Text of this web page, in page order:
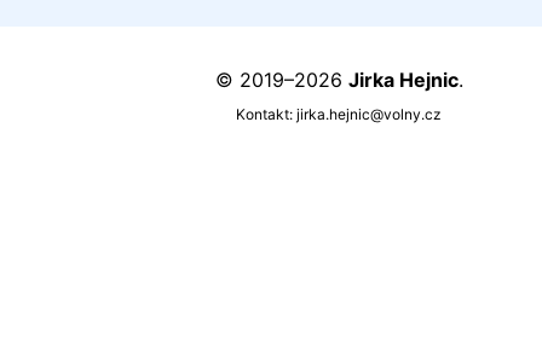
© 2019–2026 Jirka Hejnic.
Kontakt: jirka.hejnic@volny.cz